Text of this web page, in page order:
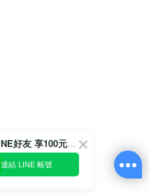
綁定LINE好友 享100元折價券
連結 LINE 帳號